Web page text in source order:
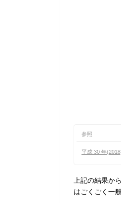
参照
平成 30 年
上記の結果か
はごくごく一